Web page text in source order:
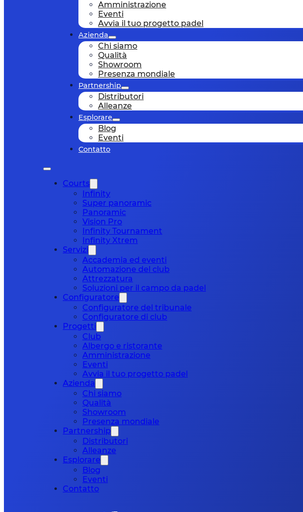
Amministrazione
Eventi
Avvia il tuo progetto padel
Azienda
Chi siamo
Qualità
Showroom
Presenza mondiale
Partnership
Distributori
Alleanze
Esplorare
Blog
Eventi
Contatto
Courts
Infinity
Super panoramic
Panoramic
Vision Pro
Infinity Tournament
Infinity Xtrem
Servizi
Accademia ed eventi
Automazione del club
Attrezzatura
Soluzioni per il campo da padel
Configuratore
Configuratore del tribunale
Configuratore di club
Progetti
Club
Albergo e ristorante
Amministrazione
Eventi
Avvia il tuo progetto padel
Azienda
Chi siamo
Qualità
Showroom
Presenza mondiale
Partnership
Distributori
Alleanze
Esplorare
Blog
Eventi
Contatto